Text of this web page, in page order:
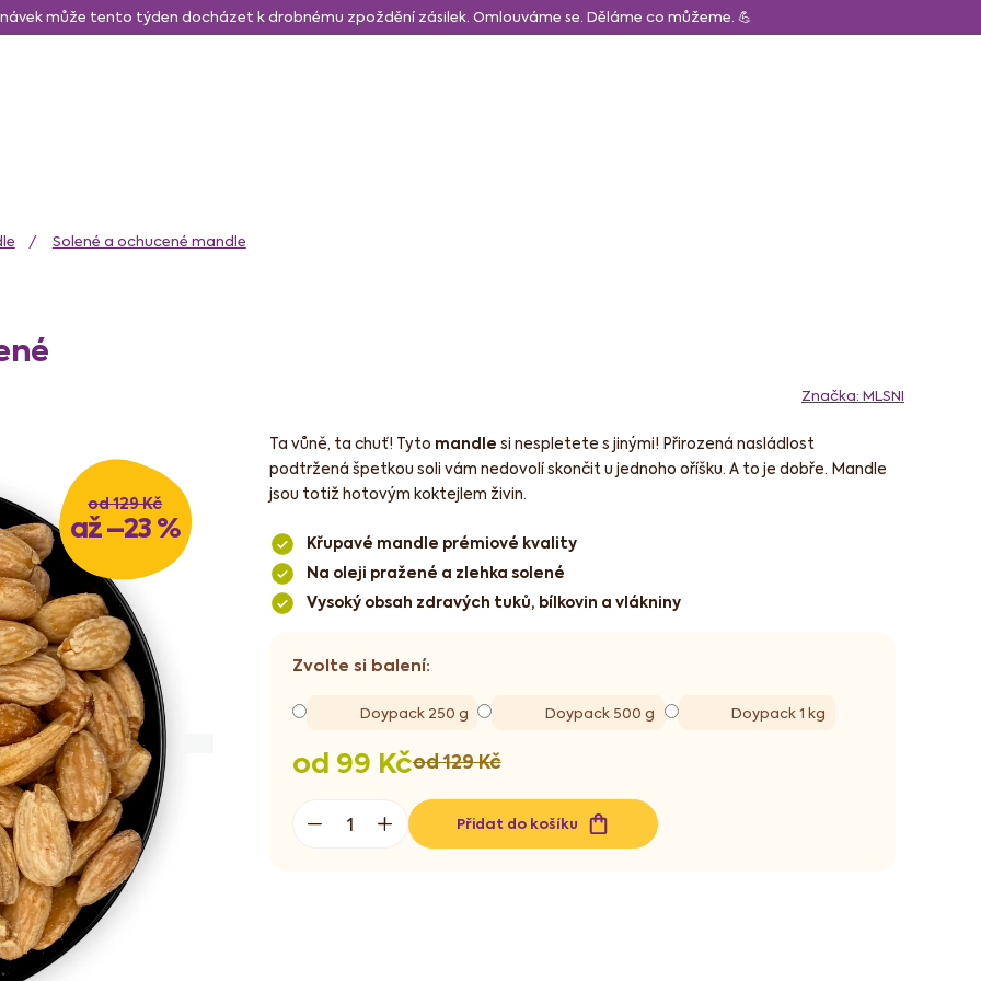
může tento týden docházet k drobnému zpoždění zásilek. Omlouváme se. Děláme co můžeme. 💪
Solené a ochucené mandle
Značka: MLSNI
od 129 Kč
až –23 %
od 129 Kč
od 99 Kč
Doypack 250 g Doypack 500 g Doypack 1 kg
Přidat do košíku
Ta vůně, ta chuť! Tyto mandle si nespletete s jinými! Přirozená nasládlost
podtržená špetkou soli vám nedovolí skončit u jednoho oříšku. A to je dobře. Mandle
jsou totiž hotovým koktejlem živin.
Křupavé mandle prémiové kvality
Na oleji pražené a zlehka solené
Vysoký obsah zdravých tuků, bílkovin a vlákniny